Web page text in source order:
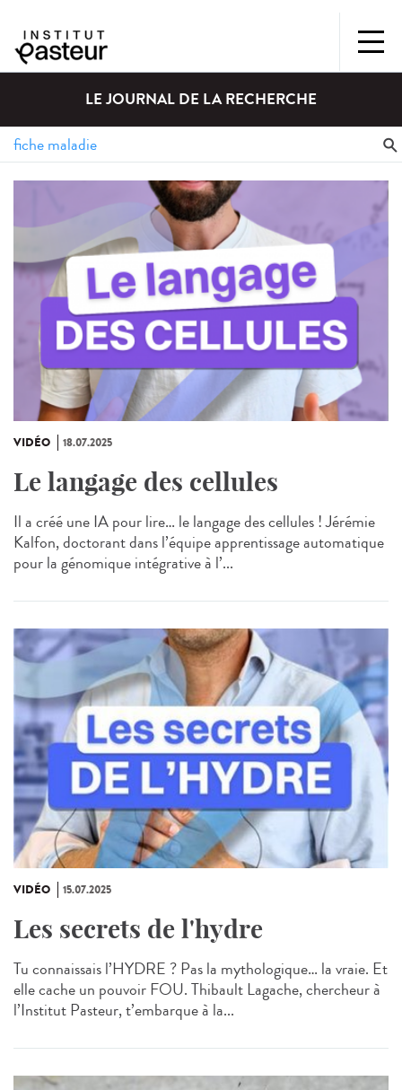
LE JOURNAL DE LA RECHERCHE
VIDÉO 18.07.2025
Le langage des cellules
Il a créé une IA pour lire… le langage des cellules ! Jérémie
Kalfon, doctorant dans l’équipe apprentissage automatique
pour la génomique intégrative à l’...
VIDÉO 15.07.2025
Les secrets de l'hydre
Tu connaissais l’HYDRE ? Pas la mythologique… la vraie. Et
elle cache un pouvoir FOU. Thibault Lagache, chercheur à
l’Institut Pasteur, t’embarque à la...